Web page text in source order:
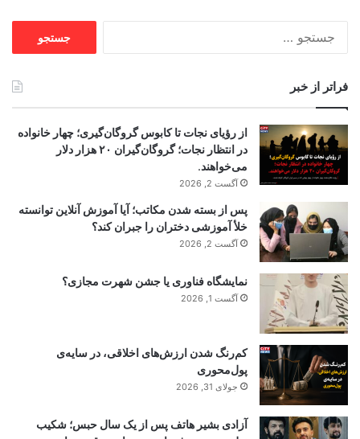
فراتر از خبر
از رؤیای نجات تا کابوس گروگان‌گیری؛ چهار خانواده
در انتظار نجات؛ گروگان‌گیران ۲۰ هزار دلار
می‌خواهند.
آگست 2, 2026
پس از بسته شدن مکاتب؛ آیا آموزش آنلاین توانسته
خلأ آموزشی دختران را جبران کند؟
آگست 2, 2026
نمایشگاه فناوری یا جشن شهرت مجازی؟
آگست 1, 2026
کم‌رنگ شدن ارزش‌های اخلاقی، در سایه‌ی
پول‌محوری
جولای 31, 2026
آزادی بشیر هاتف پس از یک سال حبس؛ شکیب